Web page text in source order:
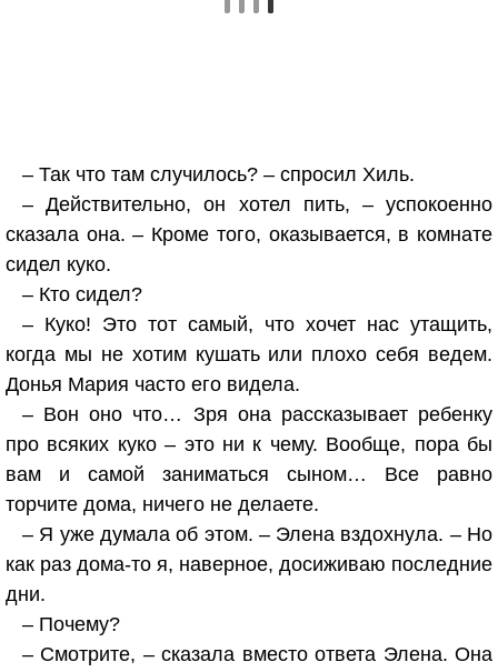
– Так что там случилось? – спросил Хиль.
– Действительно, он хотел пить, – успокоенно
сказала она. – Кроме того, оказывается, в комнате
сидел куко.
– Кто сидел?
– Куко! Это тот самый, что хочет нас утащить,
когда мы не хотим кушать или плохо себя ведем.
Донья Мария часто его видела.
– Вон оно что… Зря она рассказывает ребенку
про всяких куко – это ни к чему. Вообще, пора бы
вам и самой заниматься сыном… Все равно
торчите дома, ничего не делаете.
– Я уже думала об этом. – Элена вздохнула. – Но
как раз дома-то я, наверное, досиживаю последние
дни.
– Почему?
– Смотрите, – сказала вместо ответа Элена. Она